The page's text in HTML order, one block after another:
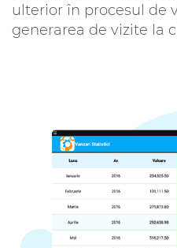
ulterior în procesul de
generarea de vizite la